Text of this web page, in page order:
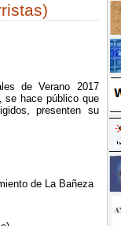
de Verano 2017
se hace público que
presenten su
de La Bañeza